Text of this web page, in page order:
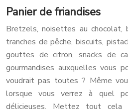
Panier de friandises
Bretzels, noisettes au chocolat,
tranches de pêche, biscuits,
gouttes de citron, snacks de
gourmandises auxquelles vous
voudrait pas toutes ? Même
lorsque vous verrez à quel
délicieuses. Mettez tout cela